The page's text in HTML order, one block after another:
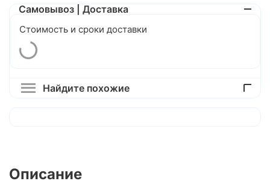
Самовывоз | Доставка
Стоимость и сроки доставки
Найдите похожие
Описание